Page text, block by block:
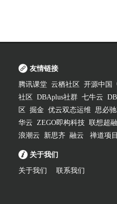
友情链接
腾讯课堂 云栖社区 开源中国
社区
DBAplus社群 七牛云
区
掘金 优云双态运维 思必
华云 ZEGO即构科技 联想超
浪潮云
新思齐 融云 禅道项
关于我们
关于我们 联系我们